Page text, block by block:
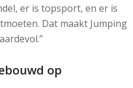
er is topsport, en er is
Dat maakt Jumping
op